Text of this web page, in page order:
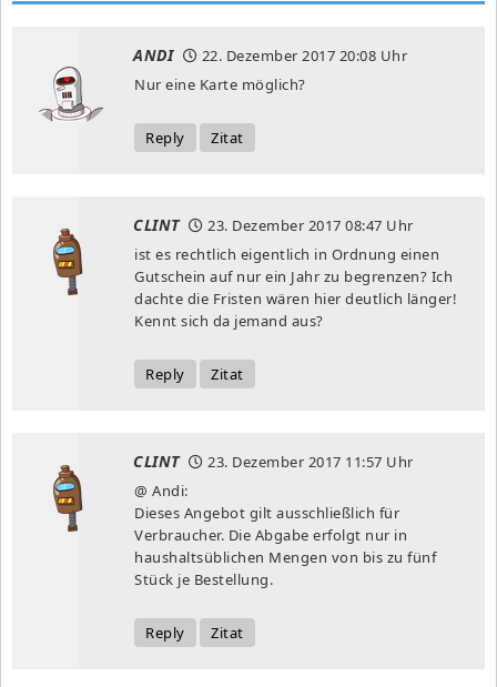
ANDI 22. Dezember 2017 20:08 Uhr
Nur eine Karte möglich?
Reply Zitat
CLINT 23. Dezember 2017 08:47 Uhr
ist es rechtlich eigentlich in Ordnung einen
Gutschein auf nur ein Jahr zu begrenzen? Ich
dachte die Fristen wären hier deutlich länger!
Kennt sich da jemand aus?
Reply Zitat
CLINT 23. Dezember 2017 11:57 Uhr
@ Andi:
Dieses Angebot gilt ausschließlich für
Verbraucher. Die Abgabe erfolgt nur in
haushaltsüblichen Mengen von bis zu fünf
Stück je Bestellung.
Reply Zitat